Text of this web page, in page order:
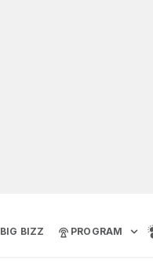
BIG BIZZ PROGRAM